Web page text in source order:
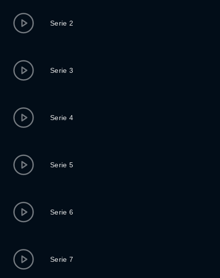
Serie 2
Serie 3
Serie 4
Serie 5
Serie 6
Serie 7